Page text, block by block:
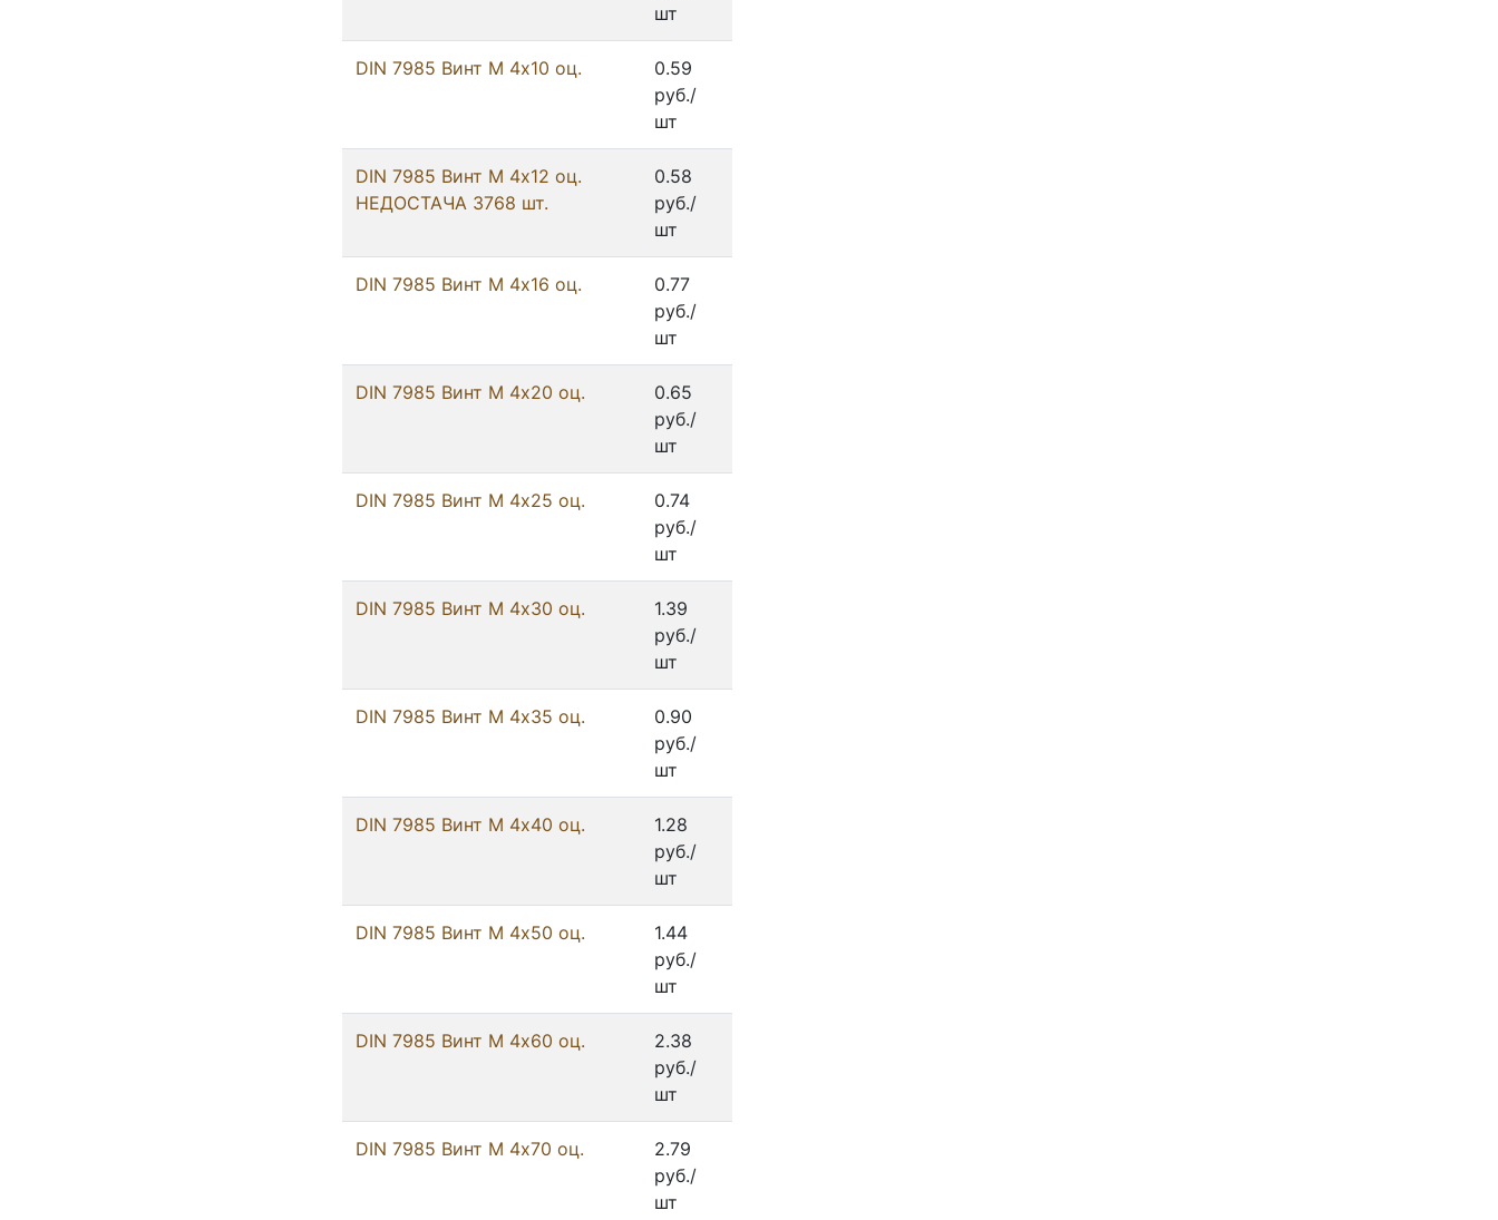
шт
DIN 7985 Винт М 4х10 оц.
0.59
руб./
шт
DIN 7985 Винт М 4х12 оц.
НЕДОСТАЧА 3768 шт.
0.58
руб./
шт
DIN 7985 Винт М 4х16 оц.
0.77
руб./
шт
DIN 7985 Винт М 4х20 оц.
0.65
руб./
шт
DIN 7985 Винт М 4х25 оц.
0.74
руб./
шт
DIN 7985 Винт М 4х30 оц.
1.39
руб./
шт
DIN 7985 Винт М 4х35 оц.
0.90
руб./
шт
DIN 7985 Винт М 4х40 оц.
1.28
руб./
шт
DIN 7985 Винт М 4х50 оц.
1.44
руб./
шт
DIN 7985 Винт М 4х60 оц.
2.38
руб./
шт
DIN 7985 Винт М 4х70 оц.
2.79
руб./
шт